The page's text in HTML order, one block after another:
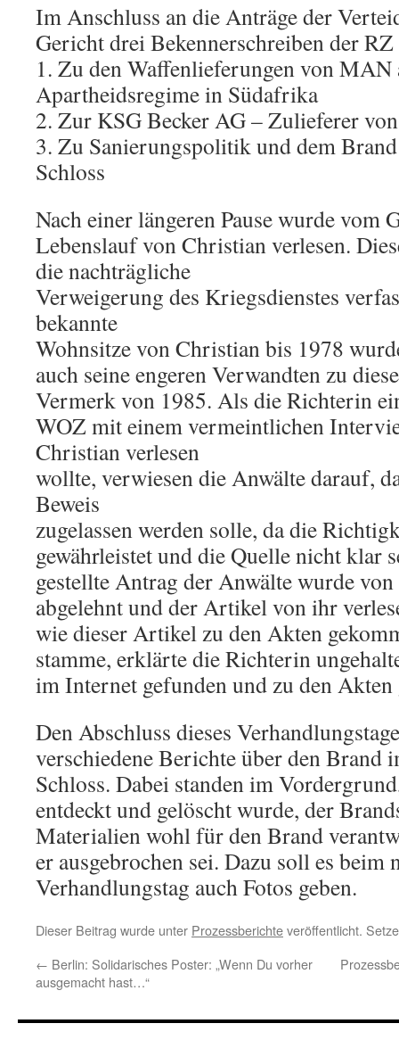
Im Anschluss an die Anträge der
Gericht drei Bekennerschreiben der RZ
1. Zu den Waffenlieferungen von MAN
Apartheidsregime in Südafrika
2. Zur KSG Becker AG – Zulieferer
3. Zu Sanierungspolitik und dem
Schloss
Nach einer längeren Pause wurde vom
Lebenslauf von Christian verlesen.
die nachträgliche
Verweigerung des Kriegsdienstes
bekannte
Wohnsitze von Christian bis 1978
auch seine engeren Verwandten zu
Vermerk von 1985. Als die Richterin
WOZ mit einem vermeintlichen
Christian verlesen
wollte, verwiesen die Anwälte darauf,
Beweis
zugelassen werden solle, da die
gewährleistet und die Quelle nicht klar
gestellte Antrag der Anwälte wurde
abgelehnt und der Artikel von ihr
wie dieser Artikel zu den Akten
stamme, erklärte die Richterin
im Internet gefunden und zu den Akten
Den Abschluss dieses
verschiedene Berichte über den Brand
Schloss. Dabei standen im
entdeckt und gelöscht wurde, der
Materialien wohl für den Brand
er ausgebrochen sei. Dazu soll es beim
Verhandlungstag auch Fotos geben.
Dieser Beitrag wurde unter Prozessberichteveröffentlicht.
← Berlin: Solidarisches Poster: „Wenn Du vorher
ausgemacht hast…“